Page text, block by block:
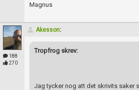
Magnus
188
270
Akesson:
Tropfrog skrev:
Jag tycker nog att det skrivits saker